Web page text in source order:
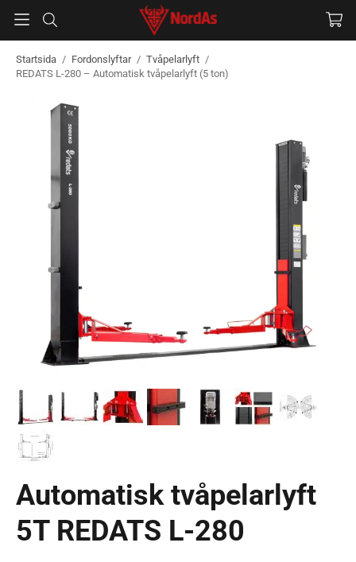
Startsida / Fordonslyftar / Tvåpelarlyft /
REDATS L-280 – Automatisk tvåpelarlyft (5 ton)
Automatisk tvåpelarlyft
5T REDATS L-280